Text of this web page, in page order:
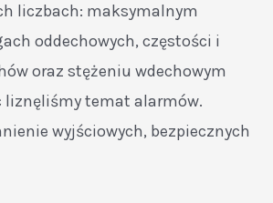
liczbach: maksymalnym
oddechowych, częstości i
oraz stężeniu wdechowym
liznęliśmy temat alarmów.
wyjściowych, bezpiecznych